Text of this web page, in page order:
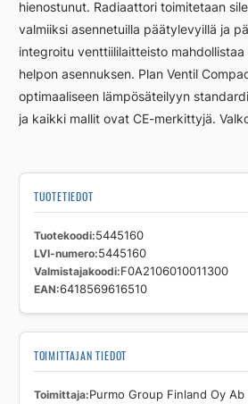
hienostunut. Radiaattori toimitetaan
valmiiksi asennetuilla päätylevyillä ja
integroitu venttiililaitteisto
helpon asennuksen. Plan Ventil
optimaaliseen lämpösäteilyyn
ja kaikki mallit ovat CE-merkittyjä.
TUOTETIEDOT
Tuotekoodi 5445160
LVI-numero 5445160
Valmistajakoodi F0A2106010011300
EAN 6418569616510
TOIMITTAJAN TIEDOT
Toimittaja Purmo Group Finland Oy Ab